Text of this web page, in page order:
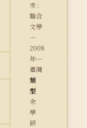
市 :
聯合
文學
－
2008
年─
臺灣
類
型
余
學
研